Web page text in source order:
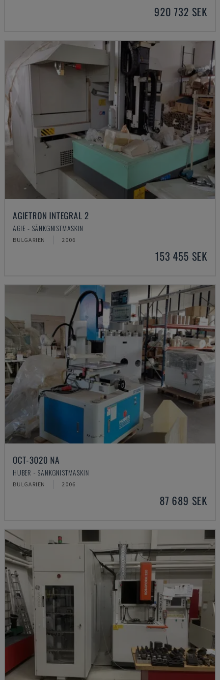
920 732 SEK
AGIETRON INTEGRAL 2
AGIE - SÄNKGNISTMASKIN
BULGARIEN 2006
153 455 SEK
OCT-3020 NA
HUBER - SÄNKGNISTMASKIN
BULGARIEN 2006
87 689 SEK